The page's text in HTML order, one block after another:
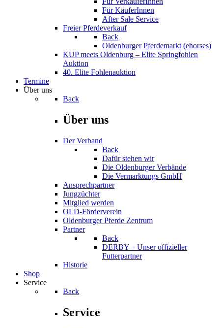
Für KäuferInnen
After Sale Service
Freier Pferdeverkauf
Back
Oldenburger Pferdemarkt (ehorses)
KUP meets Oldenburg – Elite Springfohlen
Auktion
40. Elite Fohlenauktion
Termine
Über uns
Back
Über uns
Der Verband
Back
Dafür stehen wir
Die Oldenburger Verbände
Die Vermarktungs GmbH
Ansprechpartner
Jungzüchter
Mitglied werden
OLD-Förderverein
Oldenburger Pferde Zentrum
Partner
Back
DERBY – Unser offizieller
Futterpartner
Historie
Shop
Service
Back
Service